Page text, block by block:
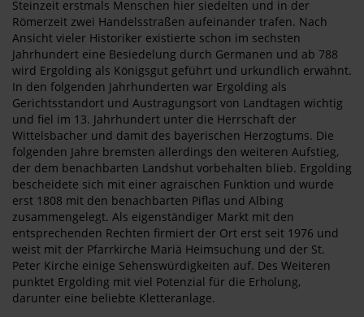
Steinzeit erstmals Menschen hier siedelten und in der
Römerzeit zwei Handelsstraßen aufeinander trafen. Nach
Ansicht vieler Historiker existierte schon im sechsten
Jahrhundert eine Besiedelung durch Germanen und ab 788
wird Ergolding als Königsgut geführt und urkundlich erwähnt.
In den folgenden Jahrhunderten war Ergolding als
Gerichtsstandort und Austragungsort von Landtagen wichtig
und fiel im 13. Jahrhundert unter die Herrschaft der
Wittelsbacher und damit des bayerischen Herzogtums. Die
folgenden Jahre bremsten allerdings den weiteren Aufstieg,
der dem benachbarten Landshut vorbehalten blieb. Ergolding
bescheidete sich mit einer agraischen Funktion und wurde
erst 1808 mit den benachbarten Piflas und Albing
zusammengelegt. Als eigenständiger Markt mit den
entsprechenden Rechten firmiert der Ort erst seit 1976 und
weist mit der Pfarrkirche Mariä Heimsuchung und der St.
Peter Kirche einige Sehenswürdigkeiten auf. Des Weiteren
punktet Ergolding mit viel Potenzial für die Erholung,
darunter eine beliebte Kletteranlage.